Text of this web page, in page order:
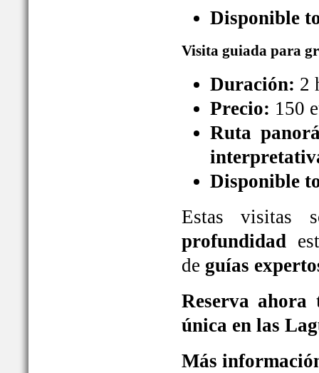
Disponible
Visita guiada para
Duración: 2
Precio: 150
Ruta
Disponible
Estas
profundidad
de guías
Reserva
única en las
Más